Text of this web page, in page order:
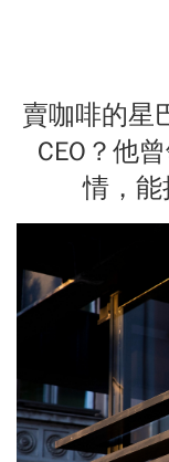
賣咖啡的星
CEO？他
情，能